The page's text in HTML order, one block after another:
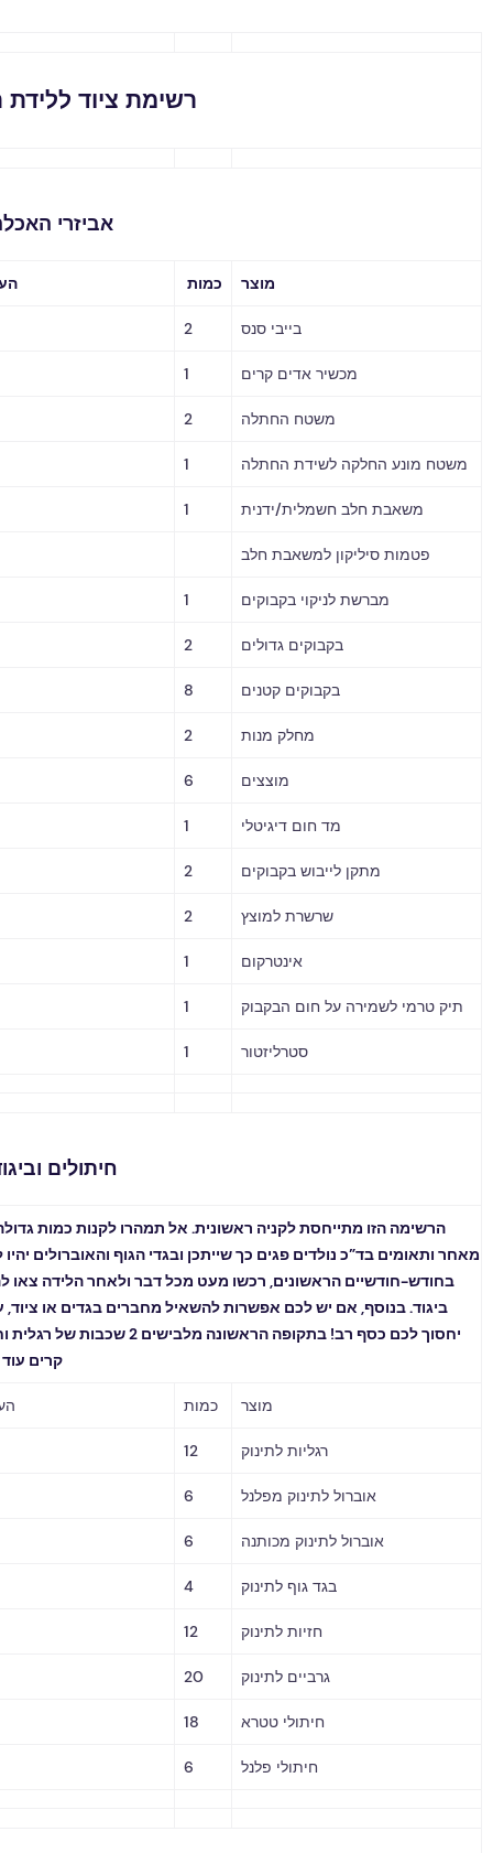
רשימת ציוד ללידת תאומים
אביזרי האכלה וטיפול
כמות הערות / מחיר
2
מכשיר אדים קרים 1
משטח החתלה 2
החלקה לשידת החתלה 1
חלב חשמלית/ידנית 1
סיליקון למשאבת חלב
מברשת לניקוי בקבוקים 1
בקבוקים גדולים 2
בקבוקים קטנים 8
2
6
מד חום דיגיטלי 1
מתקן לייבוש בקבוקים 2
שרשרת למוצץ 2
1
לשמירה על חום הבקבוק 1
1
חיתולים וביגוד ראשוני
הזו מתייחסת לקניה ראשונית. אל תמהרו לקנות כמות גדולה של בגדים
בד”כ נולדים פגים כך שייתכן ובגדי הגוף והאוברולים יהיו להם גדולים
הראשונים, רכשו מעט מכל דבר ולאחר הלידה צאו להשלמה של
בנוסף, אם יש לכם אפשרות להשאיל מחברים בגדים או ציוד, עשו זאת, זה
יחסוך לכם כסף רב! בתקופה הראשונה מלבישים 2 שכבות של רגלית וחזיה ובימים
קרים עוד משהו מעל.
כמות הערות / מחיר
רגליות לתינוק 12
אוברול לתינוק מפלנל 6
אוברול לתינוק מכותנה 6
בגד גוף לתינוק 4
12
גרביים לתינוק 20
18
6